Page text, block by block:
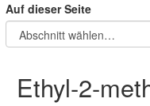
Auf dieser Seite
Ethyl-2-